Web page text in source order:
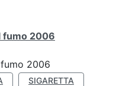
fumo 2006
2006
SIGARETTA